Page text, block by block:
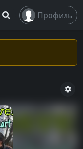
Профиль